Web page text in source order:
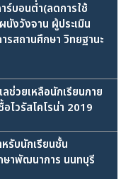
ร์บอนต่ำ(ลดการใช้
นังวังจาน ผู้ประเมิน
สถานศึกษา วิทยฐานะ
ช่วยเหลือนักเรียนภาย
ไวรัสโคโรน่า 2019
รับนักเรียนชั้น
ษาพัฒนาการ นนทบุรี